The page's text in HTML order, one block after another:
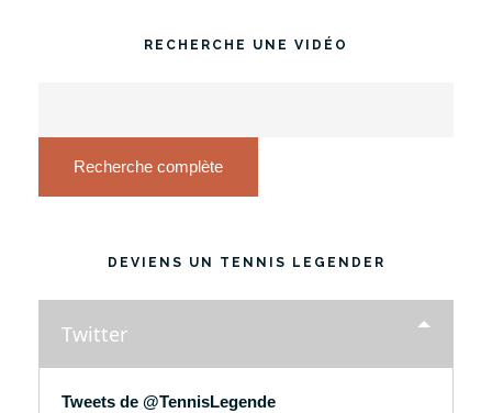
RECHERCHE UNE VIDÉO
Recherche complète
DEVIENS UN TENNIS LEGENDER
Twitter
Tweets de @TennisLegende